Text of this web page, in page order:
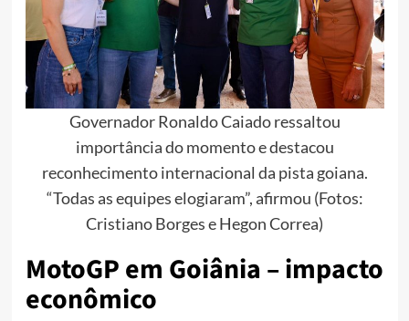
Governador Ronaldo Caiado ressaltou
importância do momento e destacou
reconhecimento internacional da pista goiana.
“Todas as equipes elogiaram”, afirmou (Fotos:
Cristiano Borges e Hegon Correa)
MotoGP em Goiânia – impacto
econômico